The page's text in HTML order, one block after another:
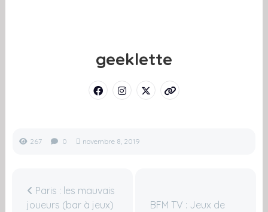
geeklette
267 0 novembre 8, 2019
Paris : les mauvais
joueurs (bar à jeux)
BFM TV : Jeux de